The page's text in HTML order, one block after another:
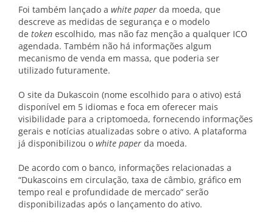
Foi também lançado a white paper da moeda, que
descreve as medidas de segurança e o modelo
de token escolhido, mas não faz menção a qualquer ICO
agendada. Também não há informações algum
mecanismo de venda em massa, que poderia ser
utilizado futuramente.
O site da Dukascoin (nome escolhido para o ativo) está
disponível em 5 idiomas e foca em oferecer mais
visibilidade para a criptomoeda, fornecendo informações
gerais e notícias atualizadas sobre o ativo. A plataforma
já disponibilizou o white paper da moeda.
De acordo com o banco, informações relacionadas a
“Dukascoins em circulação, taxa de câmbio, gráfico em
tempo real e profundidade de mercado” serão
disponibilizadas após o lançamento do ativo.